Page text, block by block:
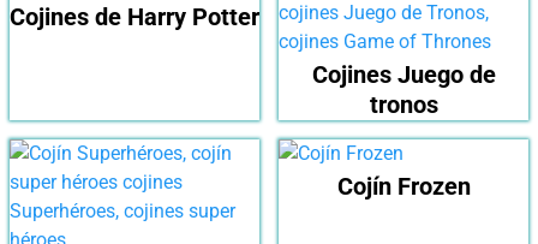
Cojines de Harry Potter
Cojines Juego de
tronos
Cojín Frozen